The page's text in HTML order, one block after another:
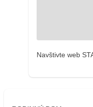
Navštivte web